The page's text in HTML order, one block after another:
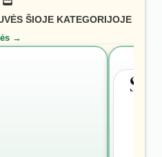
ŠIOJE KATEGORIJOJE
→